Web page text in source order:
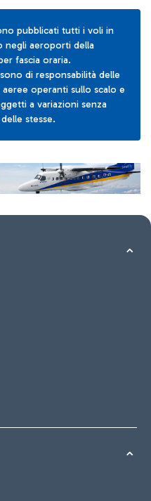
pubblicati tutti i voli in
negli aeroporti della
fascia oraria.
di responsabilità delle
operanti sullo scalo e
a variazioni senza
stesse.